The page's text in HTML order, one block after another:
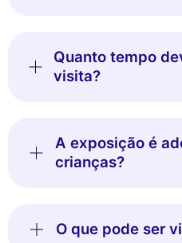
Quanto tempo
visita?
A exposição é
crianças?
O que pode ser